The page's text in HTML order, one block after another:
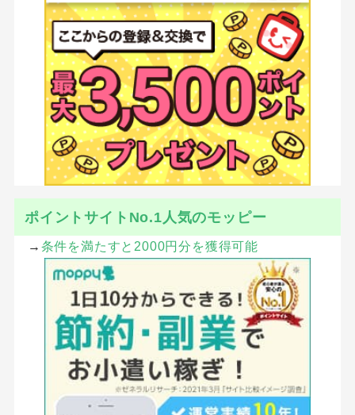
ポイントサイトNo.1人気のモッピー
→ 条件を満たすと2000円分を獲得可能